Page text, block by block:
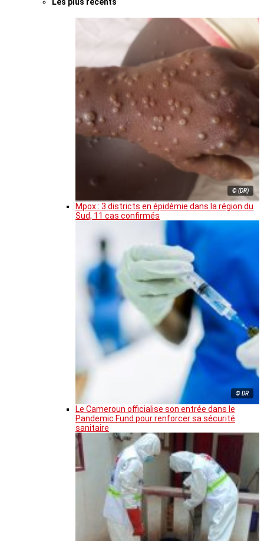
Les plus récents
© (DR)
Mpox : 3 districts en épidémie dans la région du
Sud, 11 cas confirmés
© DR
Le Cameroun officialise son entrée dans le
Pandemic Fund pour renforcer sa sécurité
sanitaire